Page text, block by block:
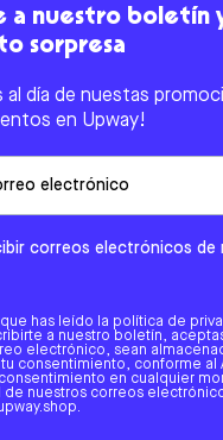
a nuestro boletín
sorpresa
al día de nuestas
en Upway!
correos electrónicos de
que has leído la política de
a nuestro boletín,
electrónico, sean
consentimiento, conforme al
en cualquier
de nuestros correos